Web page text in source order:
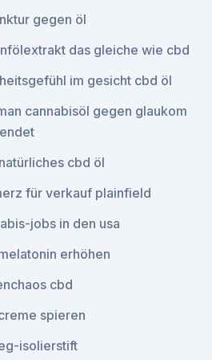
gegen öl
das gleiche wie cbd
im gesicht cbd öl
cannabisöl gegen glaukom
cbd öl
für verkauf plainfield
jobs in den usa
erhöhen
cbd
spieren
isolierstift